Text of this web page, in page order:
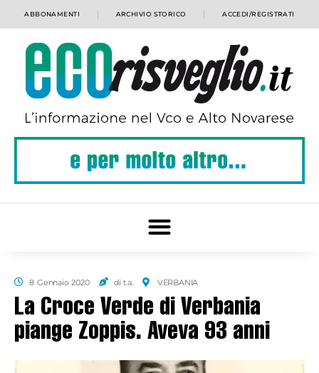
ABBONAMENTI ARCHIVIO STORICO ACCEDI/REGISTRATI
8 Gennaio 2020 di t.a. VERBANIA
La Croce Verde di Verbania
piange Zoppis. Aveva 93 anni